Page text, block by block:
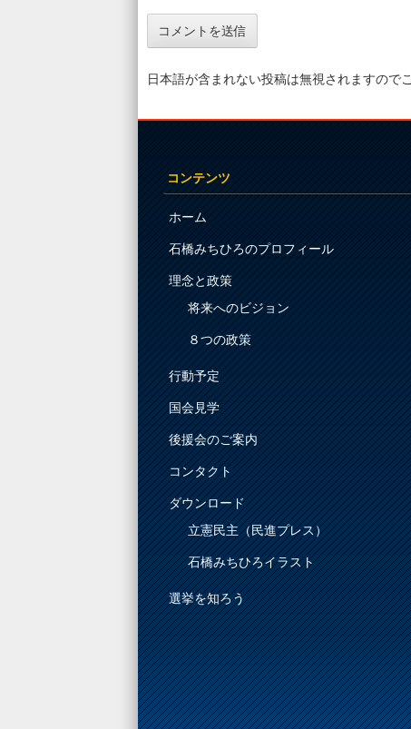
日本語が含まれない投稿は無視されますので
コンテンツ
ホーム
石橋みちひろのプロフィール
理念と政策
将来へのビジョン
８つの政策
行動予定
国会見学
後援会のご案内
コンタクト
ダウンロード
立憲民主（民進プレス）
石橋みちひろイラスト
選挙を知ろう